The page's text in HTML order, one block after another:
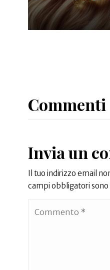
Commenti
Invia un
Il tuo indirizzo email
campi obbligatori